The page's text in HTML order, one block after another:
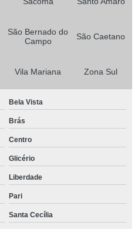
São Bernado do
Campo
São Caetano
Vila Mariana Zona Sul
Bela Vista
Brás
Centro
Glicério
Liberdade
Pari
Santa Cecília